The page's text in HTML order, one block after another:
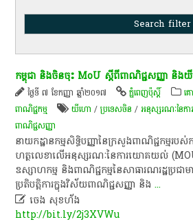
កម្ពុជា ​និង​ចិន​ចុះ​ MoU ស្តី​ពី​ពាណិជ្ជ​សញ្ញា ​និ
ថ្ងៃទី ៧ ខែកញ្ញា ឆ្នាំ២០១៧ ភ្នំពេញប៉ុស្តិ៍
គ
ពាណិជ្ជកម្ម
​យីហោ /ប្រទេសចិន /អនុស្សរណៈនៃក
ពាណិជ្ជ​សញ្ញា
នាយកដ្ឋាន​កម្មសិទ្ធិ​បញ្ញា​នៃ​​ក្រសួង​ពាណិជ្ជ​កម្ម​រ
ហត្ថលេខា​លើ​អនុស្សរណៈ​នៃ​ការ​យោគយល់
ឧស្សាហ​កម្ម និង​ពាណិជ្ជកម្ម​នៃ​សាធារណរដ្ឋ​ប្រជា
ប្រតិ​បត្តិការ​ក្នុង​វិស័យ​ពាណិជ្ជ​សញ្ញា​ និង...
 ចេង សុខហ័ង
http://bit.ly/2j3XVWu